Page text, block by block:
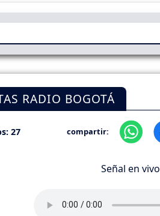
RADIO BOGOTÁ
27 compartir:
Señal en vivo